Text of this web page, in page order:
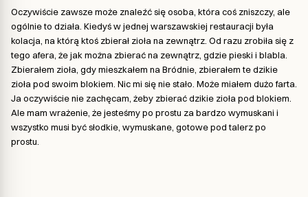
Oczywiście zawsze może znaleźć się osoba, która coś zniszczy, ale
ogólnie to działa. Kiedyś w jednej warszawskiej restauracji była
kolacja, na którą ktoś zbierał zioła na zewnątrz. Od razu zrobiła się z
tego afera, że jak można zbierać na zewnątrz, gdzie pieski i blabla.
Zbierałem zioła, gdy mieszkałem na Bródnie, zbierałem te dzikie
zioła pod swoim blokiem. Nic mi się nie stało. Może miałem dużo farta.
Ja oczywiście nie zachęcam, żeby zbierać dzikie zioła pod blokiem.
Ale mam wrażenie, że jesteśmy po prostu za bardzo wymuskani i
wszystko musi być słodkie, wymuskane, gotowe pod talerz po
prostu.